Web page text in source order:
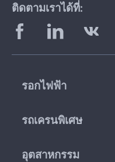
ติดตามเราได้ที่:
รอกไฟฟ้า
รถเครนพิเศษ
อุตสาหกรรม